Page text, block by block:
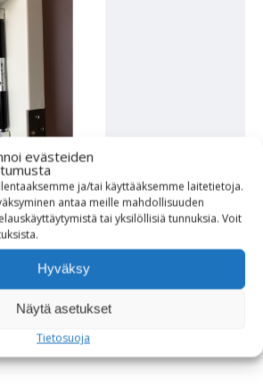
evästeiden
ja/tai käyttääksemme laitetietoja.
antaa meille mahdollisuuden
tai yksilöllisiä tunnuksia. Voit
.
Hyväksy
Näytä asetukset
Tietosuoja
valmistaja:
suunnittelija on
Skötbordspecialisten AB, Ruotsi